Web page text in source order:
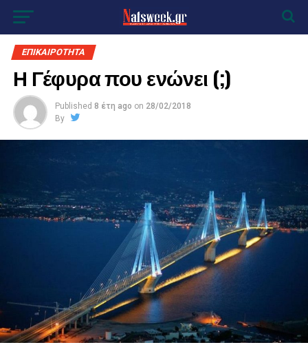
ΕΠΙΚΑΙΡΟΤΗΤΑ
Η Γέφυρα που ενώνει (;)
Published 8 έτη ago on 28/02/2018
By